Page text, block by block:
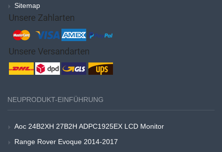
Sitemap
NEUPRODUKT-EINFÜHRUNG
Aoc 24B2XH 27B2H ADPC1925EX LCD Monitor
Range Rover Evoque 2014-2017